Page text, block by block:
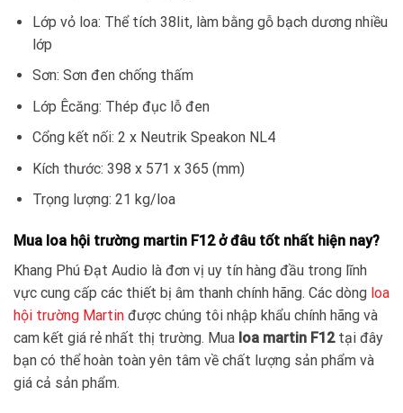
Lớp vỏ loa: Thể tích 38lit, làm bằng gỗ bạch dương nhiều
lớp
Sơn: Sơn đen chống thấm
Lớp Êcăng: Thép đục lỗ đen
Cổng kết nối: 2 x Neutrik Speakon NL4
Kích thước: 398 x 571 x 365 (mm)
Trọng lượng: 21 kg/loa
Mua loa hội trường martin F12 ở đâu tốt nhất hiện nay?
Khang Phú Đạt Audio là đơn vị uy tín hàng đầu trong lĩnh
vực cung cấp các thiết bị âm thanh chính hãng. Các dòng loa
hội trường Martin được chúng tôi nhập khẩu chính hãng và
cam kết giá rẻ nhất thị trường. Mua loa martin F12tại đây
bạn có thể hoàn toàn yên tâm về chất lượng sản phẩm và
giá cả sản phẩm.